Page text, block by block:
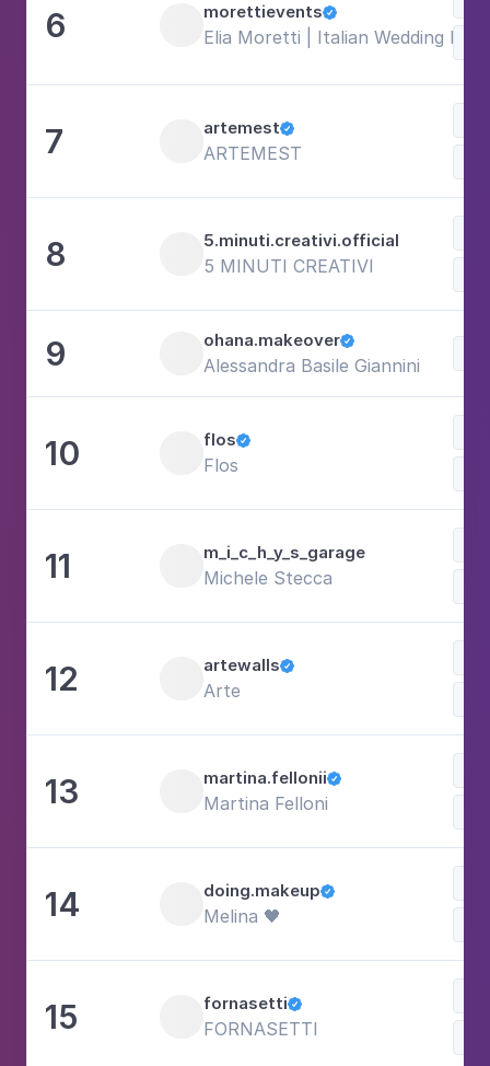
6 morettievents
Elia Moretti | Italian Wedding
7 artemest
ARTEMEST
8 5.minuti.creativi.official
5 MINUTI CREATIVI
9 ohana.makeover
Alessandra Basile Giannini
10 flos
Flos
11 m_i_c_h_y_s_garage
Michele Stecca
12 artewalls
Arte
13 martina.fellonii
Martina Felloni
14 doing.makeup
Melina 🖤
15 fornasetti
FORNASETTI